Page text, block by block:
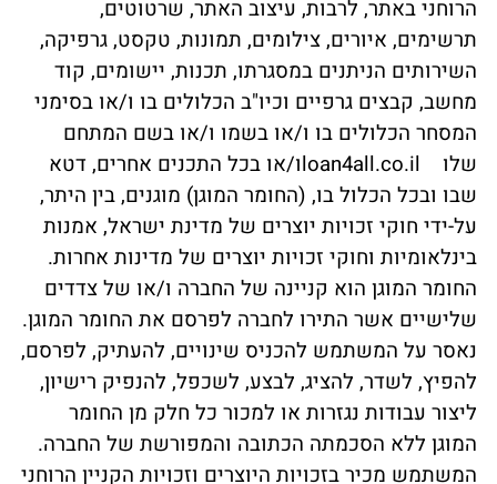
הרוחני באתר, לרבות, עיצוב האתר, שרטוטים,
תרשימים, איורים, צילומים, תמונות, טקסט, גרפיקה,
השירותים הניתנים במסגרתו, תכנות, יישומים, קוד
מחשב, קבצים גרפיים וכיו"ב הכלולים בו ו/או בסימני
המסחר הכלולים בו ו/או בשמו ו/או בשם המתחם
שלו loan4all.co.ilו/או בכל התכנים אחרים, דטא
שבו ובכל הכלול בו, (החומר המוגן) מוגנים, בין היתר,
על-ידי חוקי זכויות יוצרים של מדינת ישראל, אמנות
בינלאומיות וחוקי זכויות יוצרים של מדינות אחרות.
החומר המוגן הוא קניינה של החברה ו/או של צדדים
שלישיים אשר התירו לחברה לפרסם את החומר המוגן.
נאסר על המשתמש להכניס שינויים, להעתיק, לפרסם,
להפיץ, לשדר, להציג, לבצע, לשכפל, להנפיק רישיון,
ליצור עבודות נגזרות או למכור כל חלק מן החומר
המוגן ללא הסכמתה הכתובה והמפורשת של החברה.
המשתמש מכיר בזכויות היוצרים וזכויות הקניין הרוחני